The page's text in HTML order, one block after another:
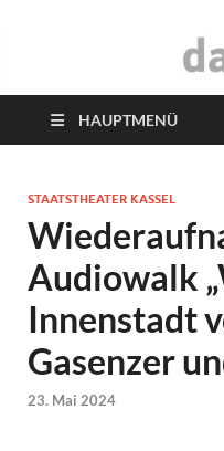
das
HAUPTMENÜ
STAATSTHEATER KASSEL
Audiowalk
Innenstadt
Gasenzer
23. Mai 2024